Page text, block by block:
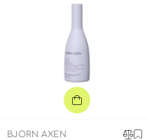
BJORN AXEN